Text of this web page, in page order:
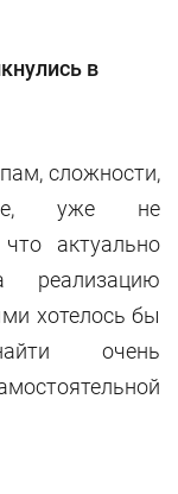
в
сложности,
уже не
актуально
хотелось бы
очень